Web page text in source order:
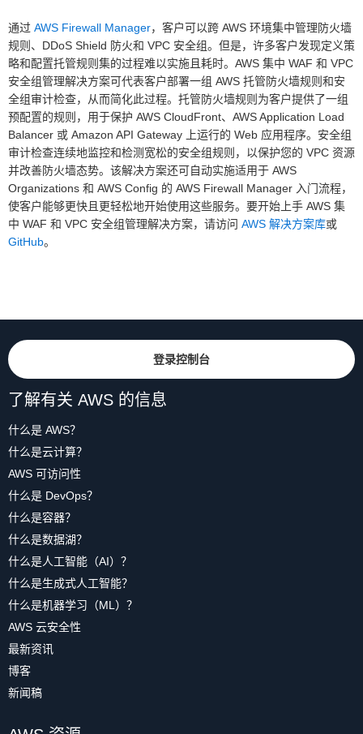
通过 AWS Firewall Manager，客户可以跨 AWS 环境集中管理防火墙
规则、DDoS Shield 防火和 VPC 安全组。但是，许多客户发现定义策
略和配置托管规则集的过程难以实施且耗时。AWS 集中 WAF 和 VPC
安全组管理解决方案可代表客户部署一组 AWS 托管防火墙规则和安
全组审计检查，从而简化此过程。托管防火墙规则为客户提供了一组
预配置的规则，用于保护 AWS CloudFront、AWS Application Load
Balancer 或 Amazon API Gateway 上运行的 Web 应用程序。安全组
审计检查连续地监控和检测宽松的安全组规则，以保护您的 VPC 资源
并改善防火墙态势。该解决方案还可自动实施适用于 AWS
Organizations 和 AWS Config 的 AWS Firewall Manager 入门流程，
使客户能够更快且更轻松地开始使用这些服务。要开始上手 AWS 集
中 WAF 和 VPC 安全组管理解决方案，请访问 AWS 解决方案库或
GitHub。
登录控制台
了解有关 AWS 的信息
什么是 AWS？
什么是云计算？
AWS 可访问性
什么是 DevOps？
什么是容器？
什么是数据湖？
什么是人工智能（AI）？
什么是生成式人工智能？
什么是机器学习（ML）？
AWS 云安全性
最新资讯
博客
新闻稿